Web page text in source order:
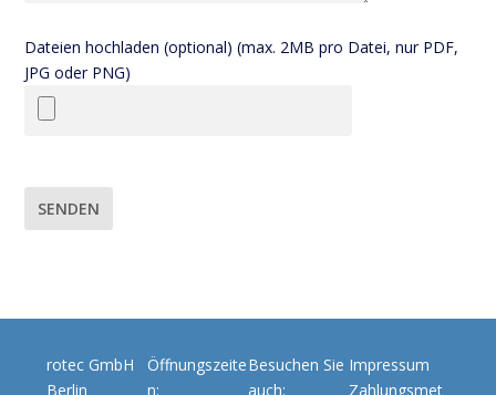
Dateien hochladen (optional) (max. 2MB pro Datei, nur PDF,
JPG oder PNG)
rotec GmbH
Berlin
Öffnungszeite
n:
Besuchen Sie
auch:
Impressum
Zahlungsmet